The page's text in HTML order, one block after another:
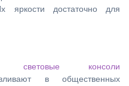
яркости достаточно для
световые консоли
в общественных